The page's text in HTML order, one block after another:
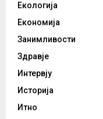
Екологија
Економија
Занимливости
Здравје
Интервју
Историја
Итно